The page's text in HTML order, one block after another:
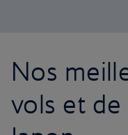
Nos
vols et